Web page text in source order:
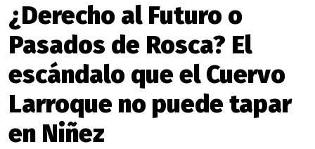
¿Derecho al Futuro o
Pasados de Rosca? El
escándalo que el Cuervo
Larroque no puede tapar
en Niñez